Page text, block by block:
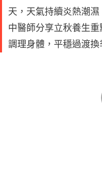
天，天氣持續炎熱潮
中醫師分享立秋養生
調理身體，平穩過渡換